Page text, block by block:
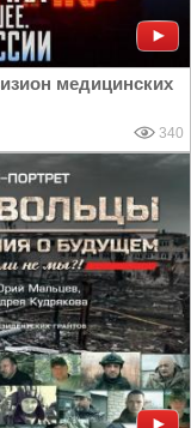
медицинских
340